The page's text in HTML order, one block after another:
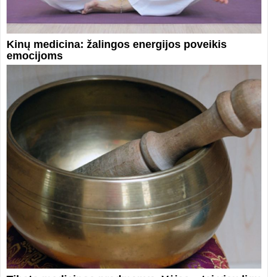
Kinų medicina: žalingos energijos poveikis
emocijoms